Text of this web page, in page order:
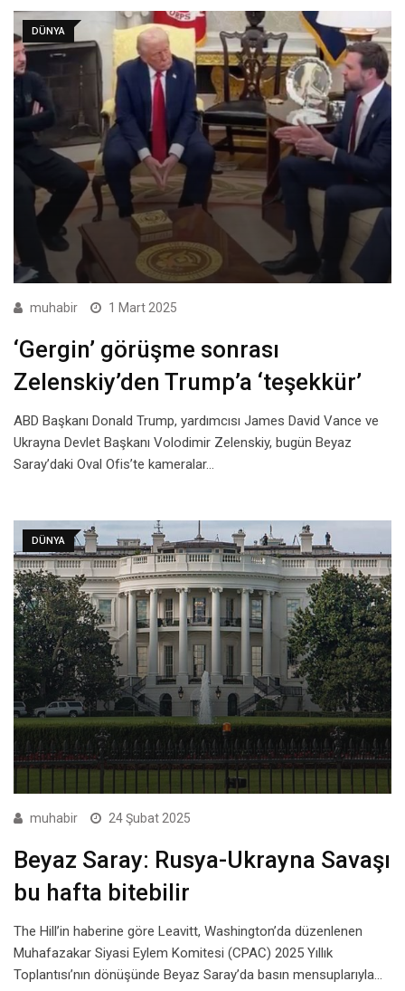
DÜNYA
muhabir 1 Mart 2025
‘Gergin’ görüşme sonrası
Zelenskiy’den Trump’a ‘teşekkür’
ABD Başkanı Donald Trump, yardımcısı James David Vance ve
Ukrayna Devlet Başkanı Volodimir Zelenskiy, bugün Beyaz
Saray’daki Oval Ofis’te kameralar…
DÜNYA
muhabir 24 Şubat 2025
Beyaz Saray: Rusya-Ukrayna Savaşı
bu hafta bitebilir
The Hill’in haberine göre Leavitt, Washington’da düzenlenen
Muhafazakar Siyasi Eylem Komitesi (CPAC) 2025 Yıllık
Toplantısı’nın dönüşünde Beyaz Saray’da basın mensuplarıyla…